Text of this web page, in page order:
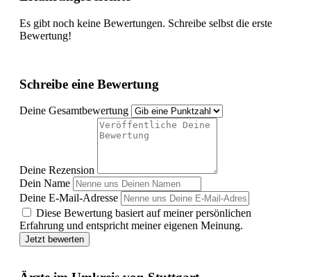
Es gibt noch keine Bewertungen. Schreibe selbst die erste
Bewertung!
Schreibe eine Bewertung
Deine Gesamtbewertung
Deine Rezension
Dein Name
Deine E-Mail-Adresse
Diese Bewertung basiert auf meiner persönlichen
Erfahrung und entspricht meiner eigenen Meinung.
Jetzt bewerten